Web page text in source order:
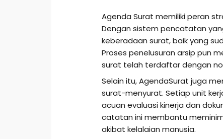
Agenda Surat memiliki peran
Dengan sistem pencatatan
keberadaan surat, baik yang
Proses penelusuran arsip pun
surat telah terdaftar dengan
Selain itu, AgendaSurat juga
surat-menyurat. Setiap unit
acuan evaluasi kinerja dan
catatan ini membantu
akibat kelalaian manusia.